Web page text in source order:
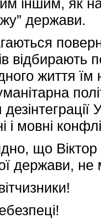
держави.
відбирають
життя
і мовні
що
держави,